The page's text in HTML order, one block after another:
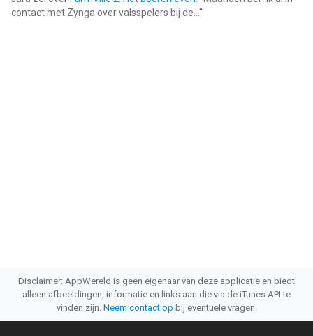
contact met Zynga over valsspelers bij de... "
Disclaimer: AppWereld is geen eigenaar van deze applicatie en biedt
alleen afbeeldingen, informatie en links aan die via de iTunes API te
vinden zijn. Neem contact op bij eventuele vragen.